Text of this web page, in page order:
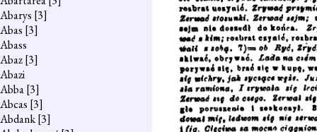
Abarys [3]
Abas [3]
Abass
Abaz[3]
Abazi
Abba[3]
Abcas [3]
Abdank[3]